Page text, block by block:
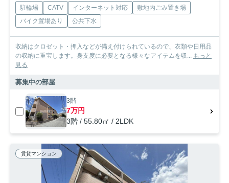
駐輪場 CATV インターネット対応
敷地内ごみ置き場
バイク置場あり
公共下水
収納はクロゼット・押入などが備え付けられているので、衣類や日用品
の収納に重宝します。身支度に必要となる様々なアイテムを収... もっと
見る
募集中の部屋
3階
7万円
3階 / 55.80㎡ / 2LDK
賃貸マンション